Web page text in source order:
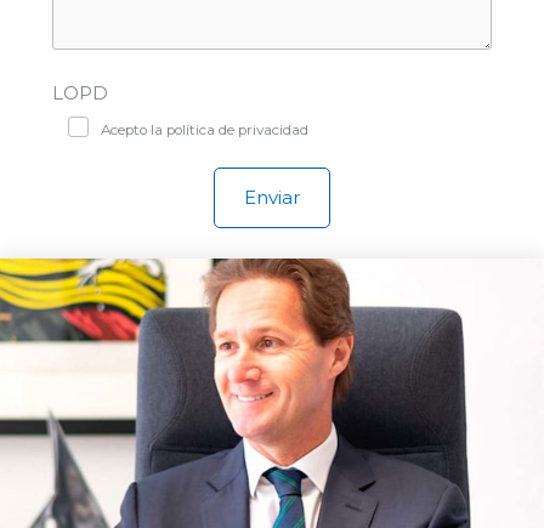
LOPD
Acepto la política de privacidad
Enviar